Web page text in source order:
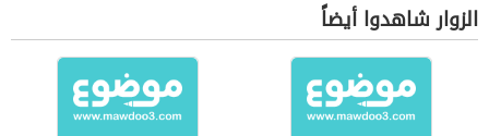
الزوار شاهدوا أيضاً